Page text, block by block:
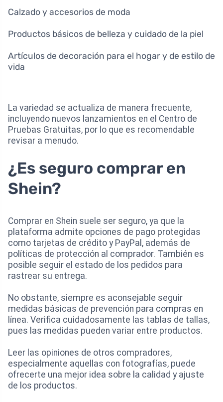
Calzado y accesorios de moda
Productos básicos de belleza y cuidado de la piel
Artículos de decoración para el hogar y de estilo de
vida
La variedad se actualiza de manera frecuente,
incluyendo nuevos lanzamientos en el Centro de
Pruebas Gratuitas, por lo que es recomendable
revisar a menudo.
¿Es seguro comprar en
Shein?
Comprar en Shein suele ser seguro, ya que la
plataforma admite opciones de pago protegidas
como tarjetas de crédito y PayPal, además de
políticas de protección al comprador. También es
posible seguir el estado de los pedidos para
rastrear su entrega.
No obstante, siempre es aconsejable seguir
medidas básicas de prevención para compras en
línea. Verifica cuidadosamente las tablas de tallas,
pues las medidas pueden variar entre productos.
Leer las opiniones de otros compradores,
especialmente aquellas con fotografías, puede
ofrecerte una mejor idea sobre la calidad y ajuste
de los productos.